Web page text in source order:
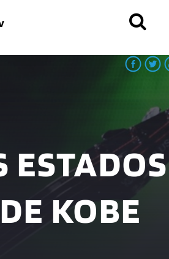
ESTADOS
KOBE